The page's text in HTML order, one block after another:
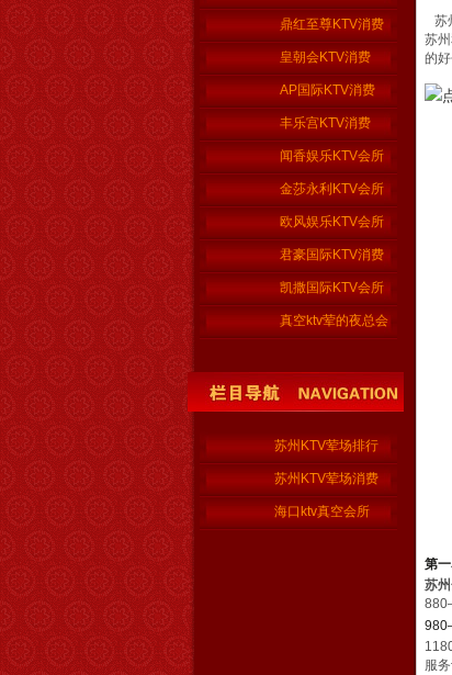
鼎红至尊KTV消费
皇朝会KTV消费
AP国际KTV消费
丰乐宫KTV消费
闻香娱乐KTV会所
金莎永利KTV会所
欧风娱乐KTV会所
君豪国际KTV消费
凯撒国际KTV会所
真空ktv荤的夜总会
苏州KTV荤场排行
苏州KTV荤场消费
海口ktv真空会所
苏
苏
的
第
苏
服